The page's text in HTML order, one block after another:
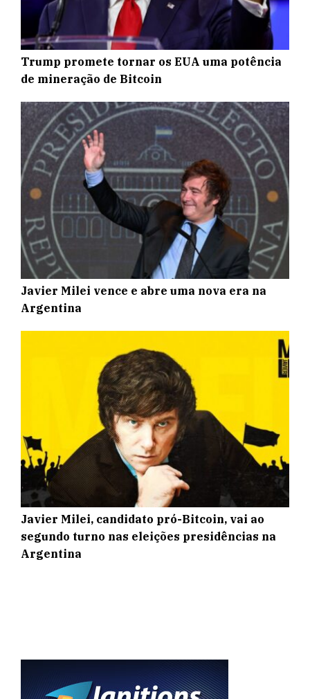
Trump promete tornar os EUA uma potência
de mineração de Bitcoin
Javier Milei vence e abre uma nova era na
Argentina
Javier Milei, candidato pró-Bitcoin, vai ao
segundo turno nas eleições presidências na
Argentina